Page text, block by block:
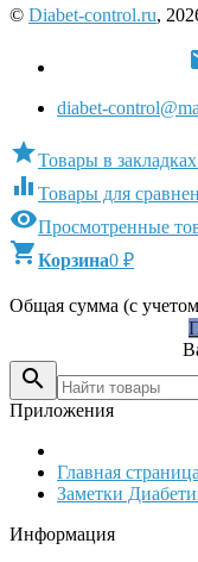
© Diabet-control.ru,
diabet-
Товары в закладках
 Товары для
Просмотренные
Корзина0 ₽
Общая сумма (с

Приложения
Главная страница
Заметки
Информация